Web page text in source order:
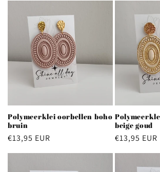
Polymeerklei oorbellen boho
bruin
Normale
€13,95 EUR
beige goud
Normale
€13,95 EUR